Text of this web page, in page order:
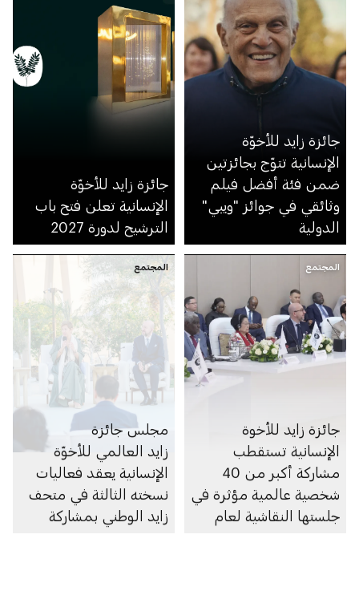
جائزة زايد للأخوّة
الإنسانية تتوّج بجائزتين
ضمن فئة أفضل فيلم
وثائقي في جوائز "ويبي"
الدولية
جائزة زايد للأخوّة
الإنسانية تعلن فتح باب
الترشيح لدورة 2027
المجتمع
جائزة زايد للأخوة
الإنسانية تستقطب
مشاركة أكبر من 40
شخصية عالمية مؤثرة في
جلستها النقاشية لعام
المجتمع
مجلس جائزة
زايد العالمي للأخوّة
الإنسانية يعقد فعاليات
نسخته الثالثة في متحف
زايد الوطني بمشاركة